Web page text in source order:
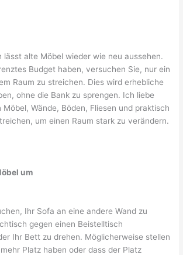
lässt alte Möbel wieder wie neu aussehen.
Budget haben, versuchen Sie, nur ein
Raum zu streichen. Dies wird erhebliche
ohne die Bank zu sprengen. Ich liebe
Möbel, Wände, Böden, Fliesen und praktisch
um einen Raum stark zu verändern.
um
Ihr Sofa an eine andere Wand zu
gegen einen Beistelltisch
Ihr Bett zu drehen. Möglicherweise stellen
Platz haben oder dass der Platz